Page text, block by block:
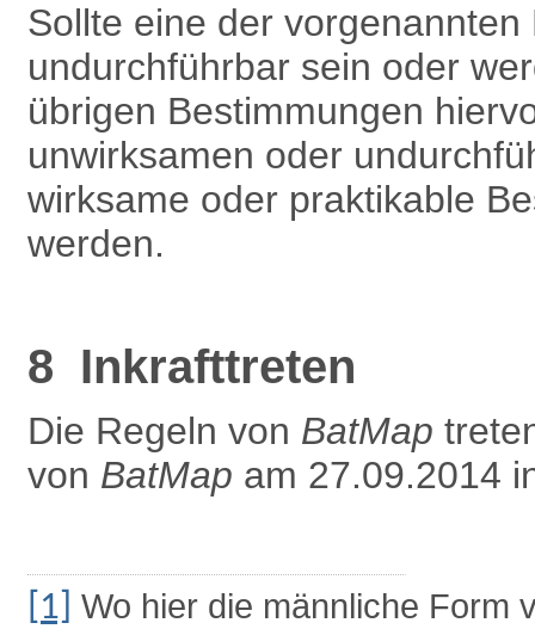
Sollte eine der
undurchführbar sein oder
übrigen Bestimmungen
unwirksamen oder
wirksame oder praktikable
werden.
8 Inkrafttreten
Die Regeln von BatMap
von BatMap am 27.09.2014
[1] Wo hier die männliche Form